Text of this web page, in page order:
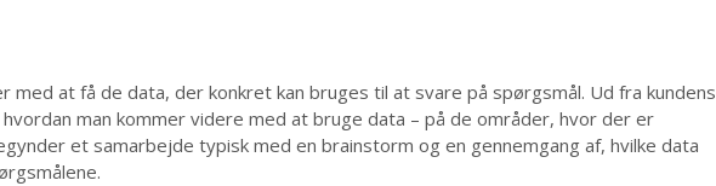
med at få de data, der konkret kan bruges til at svare på spørgsmål. Ud fra kundens
man kommer videre med at bruge data – på de områder, hvor der er
et samarbejde typisk med en brainstorm og en gennemgang af, hvilke data